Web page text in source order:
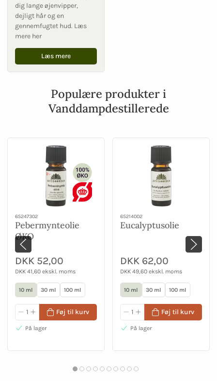
dig lange øjenvipper,
dejligt hår og en
gennemfugtet hud. Læs
mere her
Læs mere
Populære produkter i
Vanddampdestillerede
65247302
Pebermynteolie
ØKO
DKK 52,00
DKK 41,60 ekskl. moms
10 ml 30 ml 100 ml
Føj til kurv
På lager
65214002
Eucalyptusolie
DKK 62,00
DKK 49,60 ekskl. moms
10 ml 30 ml 100 ml
Føj til kurv
På lager